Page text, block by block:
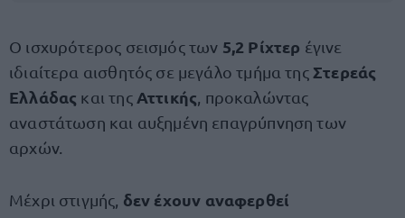
Ο ισχυρότερος σεισμός των 5,2 Ρίχτερ έγινε
ιδιαίτερα αισθητός σε μεγάλο τμήμα τηςΣτερεάς
Ελλάδας και της Αττικής , προκαλώντας
αναστάτωση και αυξημένη επαγρύπνηση των
αρχών.
Μέχρι στιγμής, δεν έχουν αναφερθεί